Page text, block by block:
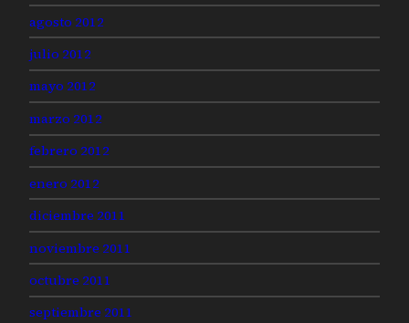
agosto 2012
julio 2012
mayo 2012
marzo 2012
febrero 2012
enero 2012
diciembre 2011
noviembre 2011
octubre 2011
septiembre 2011